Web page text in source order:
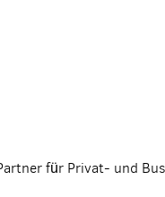
für Privat- und